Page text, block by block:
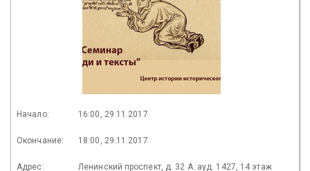
Начало: 16:00, 29.11.2017
Окончание: 18:00, 29.11.2017
Адрес: Ленинский проспект, д. 32 А. ауд. 1427, 14 этаж